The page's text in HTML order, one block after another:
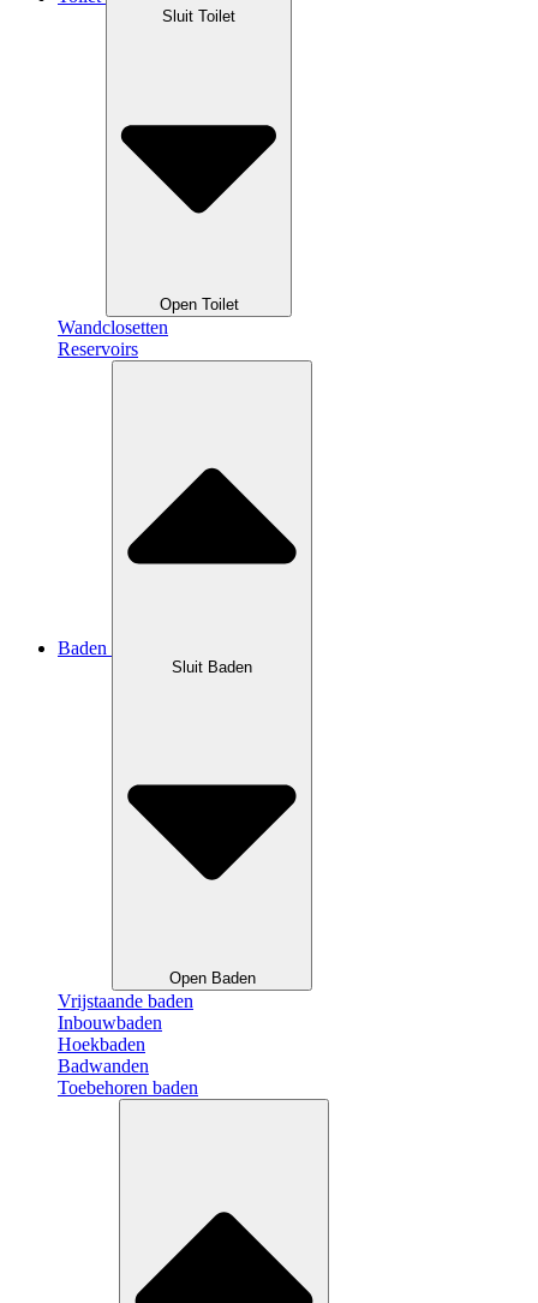
Sluit Toilet
Open Toilet
Wandclosetten
Reservoirs
Baden
Sluit Baden
Open Baden
Vrijstaande baden
Inbouwbaden
Hoekbaden
Badwanden
Toebehoren baden